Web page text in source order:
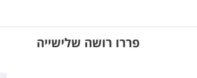
פררו רושה שלישייה